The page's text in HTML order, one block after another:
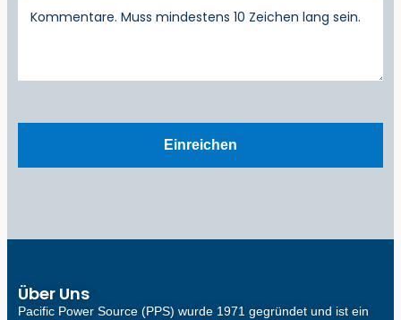
Über Uns
Pacific Power Source (PPS) wurde 1971 gegründet und ist ein